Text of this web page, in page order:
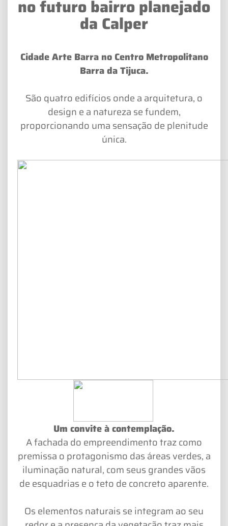
no futuro bairro planejado
da Calper
Cidade Arte Barra no Centro Metropolitano
Barra da Tijuca.
São quatro edifícios onde a arquitetura, o
design e a natureza se fundem,
proporcionando uma sensação de plenitude
única.
Um convite à contemplação.
A fachada do empreendimento traz como
premissa o protagonismo das áreas verdes, a
iluminação natural, com seus grandes vãos
de esquadrias e o teto de concreto aparente.
Os elementos naturais se integram ao seu